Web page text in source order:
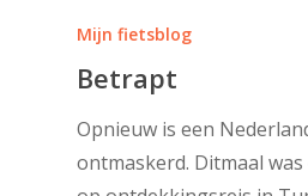
Mijn fietsblog
Betrapt
Opnieuw is een
ontmaskerd. Ditmaal